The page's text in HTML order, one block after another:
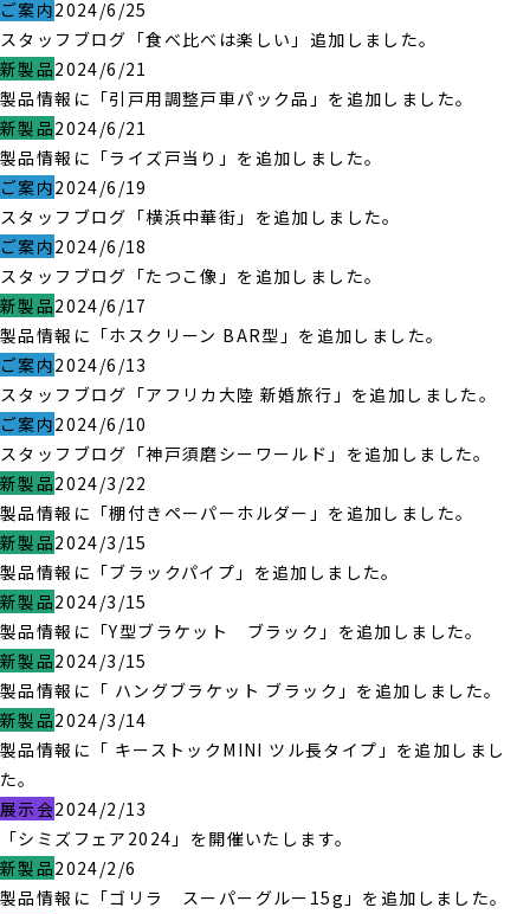
ご案内2024/6/25
スタッフブログ「食べ比べは楽しい」追加しました。
新製品2024/6/21
製品情報に「引戸用調整戸車パック品」を追加しました。
新製品2024/6/21
製品情報に「ライズ戸当り」を追加しました。
ご案内2024/6/19
スタッフブログ「横浜中華街」を追加しました。
ご案内2024/6/18
スタッフブログ「たつこ像」を追加しました。
新製品2024/6/17
製品情報に「ホスクリーン BAR型」を追加しました。
ご案内2024/6/13
スタッフブログ「アフリカ大陸 新婚旅行」を追加しました。
ご案内2024/6/10
スタッフブログ「神戸須磨シーワールド」を追加しました。
新製品2024/3/22
製品情報に「棚付きペーパーホルダー」を追加しました。
新製品2024/3/15
製品情報に「ブラックパイプ」を追加しました。
新製品2024/3/15
製品情報に「Y型ブラケット ブラック」を追加しました。
新製品2024/3/15
製品情報に「 ハングブラケット ブラック」を追加しました。
新製品2024/3/14
製品情報に「 キーストックMINI ツル長タイプ」を追加しまし
た。
展示会2024/2/13
「シミズフェア2024」を開催いたします。
新製品2024/2/6
製品情報に「ゴリラ スーパーグルー15g」を追加しました。